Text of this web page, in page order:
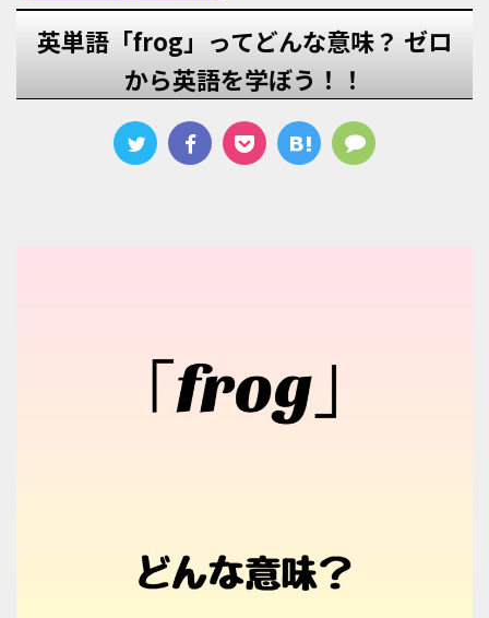
英単語「frog」ってどんな意味？ ゼロ
から英語を学ぼう！！